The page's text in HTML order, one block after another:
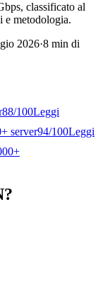
classificato al
e metodologia.
2026·8 min di
88/100Leggi
server94/100Leggi